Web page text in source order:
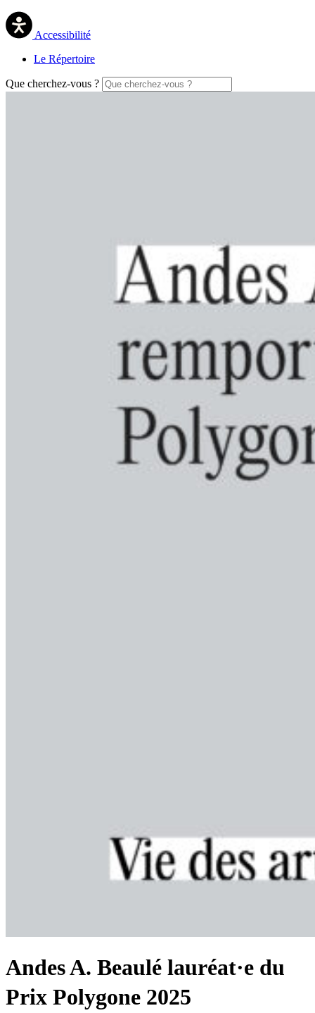
Accessibilité
Le Répertoire
Que cherchez-vous ?
Andes A. Beaulé lauréat·e du
Prix Polygone 2025